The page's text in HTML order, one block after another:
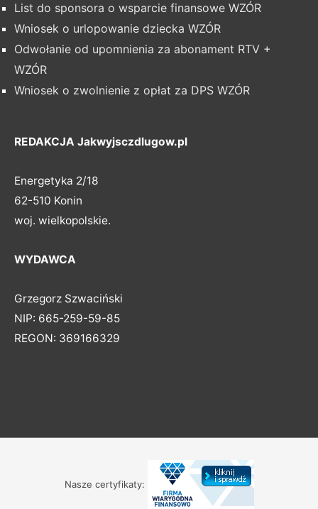
List do sponsora o wsparcie finansowe WZÓR
Wniosek o urlopowanie dziecka WZÓR
Odwołanie od upomnienia za abonament RTV +
WZÓR
Wniosek o zwolnienie z opłat za DPS WZÓR
REDAKCJA Jakwyjsczdlugow.pl
Energetyka 2/18
62-510 Konin
woj. wielkopolskie.
WYDAWCA
Grzegorz Szwaciński
NIP: 665-259-59-85
REGON: 369166329
Nasze certyfikaty: